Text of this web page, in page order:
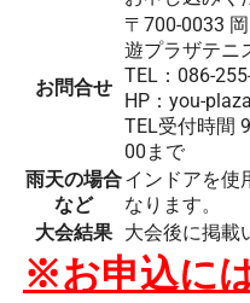
お問合せ
〒700-0033
遊プラザテニ
TEL：086-
HP：you-
TEL受付時間
00まで
雨天の場合
など
インドアを使
なります。
大会結果 大会後に掲載
※お申込に